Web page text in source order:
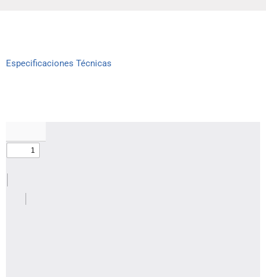
Especificaciones Técnicas